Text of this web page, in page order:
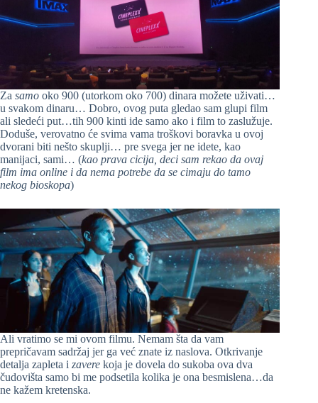
Za samo oko 900 (utorkom oko 700) dinara možete uživati…
u svakom dinaru… Dobro, ovog puta gledao sam glupi film
ali sledeći put…tih 900 kinti ide samo ako i film to zaslužuje.
Doduše, verovatno će svima vama troškovi boravka u ovoj
dvorani biti nešto skuplji… pre svega jer ne idete, kao
manijaci, sami… (kao prava cicija, deci sam rekao da ovaj
film ima online i da nema potrebe da se cimaju do tamo
nekog bioskopa)
Ali vratimo se mi ovom filmu. Nemam šta da vam
prepričavam sadržaj jer ga već znate iz naslova. Otkrivanje
detalja zapleta i zavere koja je dovela do sukoba ova dva
čudovišta samo bi me podsetila kolika je ona besmislena…da
ne kažem kretenska.